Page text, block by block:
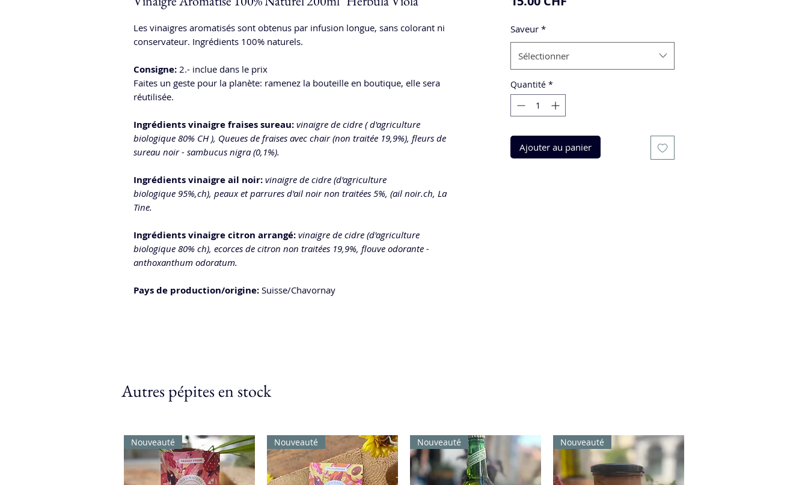
Les vinaigres aromatisés sont obtenus par infusion longue, sans colorant ni
conservateur. Ingrédients 100% naturels.
Consigne: 2.- inclue dans le prix
Faites un geste pour la planète: ramenez la bouteille en boutique, elle sera
réutilisée.
Ingrédients vinaigre fraises sureau: vinaigre de cidre ( d'agriculture
biologique 80% CH ), Queues de fraises avec chair (non traitée 19,9%), fleurs de
sureau noir - sambucus nigra (0,1%).
Ingrédients vinaigre ail noir: vinaigre de cidre (d'agriculture
biologique 95%,ch), peaux et parrures d'ail noir non traitées 5%, (ail noir.ch, La
Tine.
Ingrédients vinaigre citron arrangé: vinaigre de cidre (d'agriculture
biologique 80% ch), ecorces de citron non traitées 19,9%, flouve odorante -
anthoxanthum odoratum.
Pays de production/origine: Suisse/Chavornay
Saveur *
Sélectionner
Quantité *
Ajouter au panier
Autres pépites en stock
Nouveauté Nouveauté Nouveauté Nouveauté